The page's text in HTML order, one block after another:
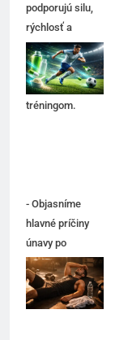
podporujú silu,
rýchlosť a
regeneráciu
spolu s
kvalitným
tréningom.
- Objasníme
hlavné príčiny
únavy po
tréningu a kedy
ide o normálnu
reakciu.